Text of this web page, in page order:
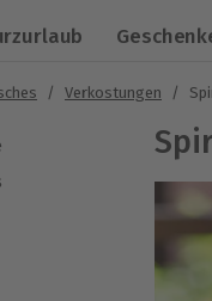
/ Verkostungen /